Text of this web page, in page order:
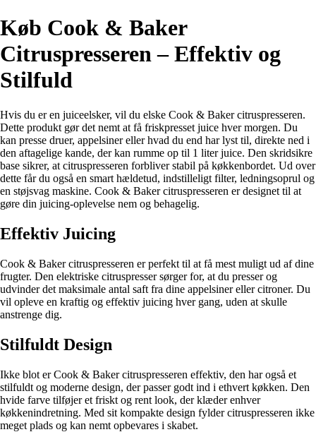
Køb Cook & Baker
Citruspresseren – Effektiv og
Stilfuld
Hvis du er en juiceelsker, vil du elske Cook & Baker citruspresseren.
Dette produkt gør det nemt at få friskpresset juice hver morgen. Du
kan presse druer, appelsiner eller hvad du end har lyst til, direkte ned i
den aftagelige kande, der kan rumme op til 1 liter juice. Den skridsikre
base sikrer, at citruspresseren forbliver stabil på køkkenbordet. Ud over
dette får du også en smart hældetud, indstilleligt filter, ledningsoprul og
en støjsvag maskine. Cook & Baker citruspresseren er designet til at
gøre din juicing-oplevelse nem og behagelig.
Effektiv Juicing
Cook & Baker citruspresseren er perfekt til at få mest muligt ud af dine
frugter. Den elektriske citruspresser sørger for, at du presser og
udvinder det maksimale antal saft fra dine appelsiner eller citroner. Du
vil opleve en kraftig og effektiv juicing hver gang, uden at skulle
anstrenge dig.
Stilfuldt Design
Ikke blot er Cook & Baker citruspresseren effektiv, den har også et
stilfuldt og moderne design, der passer godt ind i ethvert køkken. Den
hvide farve tilføjer et friskt og rent look, der klæder enhver
køkkenindretning. Med sit kompakte design fylder citruspresseren ikke
meget plads og kan nemt opbevares i skabet.